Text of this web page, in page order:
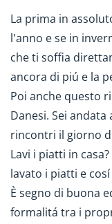
La prima in
l'anno e se in
che ti soffia
ancora di piú e la
Poi anche questo
Danesi. Sei
rincontri il giorno
Lavi i piatti in
lavato i piatti e cosí
È segno di buona
formalitá tra i